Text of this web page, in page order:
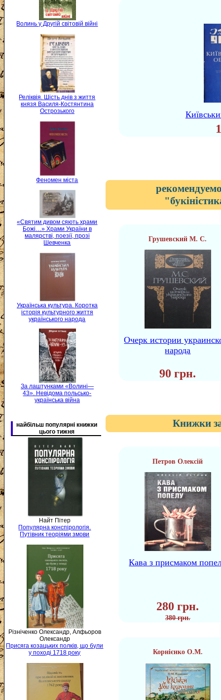
Волинь у Другій світовій війні
Реліквія. Шість днів з життя
князя Василя-Костянтина
Острозького
Феномен міста
«Святим дивом сяють храми
Божі…» Храми України в
малярстві, поезії, прозі
Шевченка
Українська культура. Коротка
історія культурного життя
українського народа
За лаштунками «Волині—
43». Невідома польсько-
українська війна
найбільш популярні книжки
цього тижня
Найт Пітер
Популярна конспірологія.
Путівник теоріями змови
Різніченко Олександр, Алфьоров
Олександр
Присяга козацьких полків, що були
у поході 1718 року
Грушевский М. С.
Очерк истории
народа
90 грн.
Книжки
Петров Олексій
Кава з присмаком
280 грн.
380 грн.
Корнієнко О.М.